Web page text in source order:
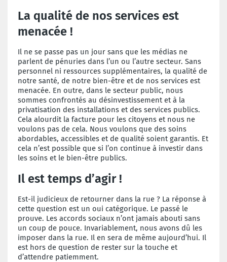
La qualité de nos services est
menacée !
Il ne se passe pas un jour sans que les médias ne
parlent de pénuries dans l’un ou l’autre secteur. Sans
personnel ni ressources supplémentaires, la qualité de
notre santé, de notre bien-être et de nos services est
menacée. En outre, dans le secteur public, nous
sommes confrontés au désinvestissement et à la
privatisation des installations et des services publics.
Cela alourdit la facture pour les citoyens et nous ne
voulons pas de cela. Nous voulons que des soins
abordables, accessibles et de qualité soient garantis. Et
cela n’est possible que si l’on continue à investir dans
les soins et le bien-être publics.
Il est temps d’agir !
Est-il judicieux de retourner dans la rue ? La réponse à
cette question est un oui catégorique. Le passé le
prouve. Les accords sociaux n’ont jamais abouti sans
un coup de pouce. Invariablement, nous avons dû les
imposer dans la rue. Il en sera de même aujourd’hui. Il
est hors de question de rester sur la touche et
d’attendre patiemment.